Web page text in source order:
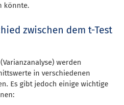
könnte.
zwischen dem t-Test
werden
in verschiedenen
Es gibt jedoch einige wichtige